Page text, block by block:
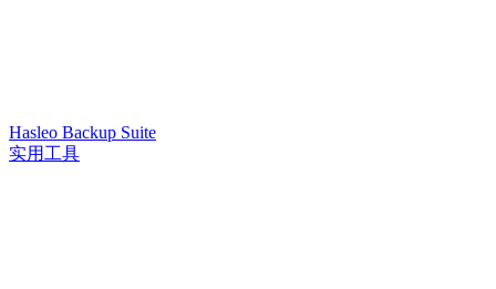
Hasleo Backup Suite
实用工具